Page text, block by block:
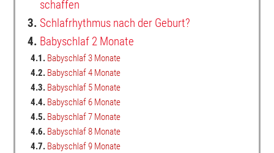
schaffen
3. Schlafrhythmus nach der Geburt?
4. Babyschlaf 2 Monate
4.1. Babyschlaf 3 Monate
4.2. Babyschlaf 4 Monate
4.3. Babyschlaf 5 Monate
4.4. Babyschlaf 6 Monate
4.5. Babyschlaf 7 Monate
4.6. Babyschlaf 8 Monate
4.7. Babyschlaf 9 Monate